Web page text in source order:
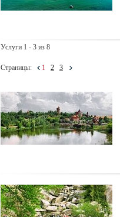
Услуги 1 - 3 из 8
Страницы: 1 2 3